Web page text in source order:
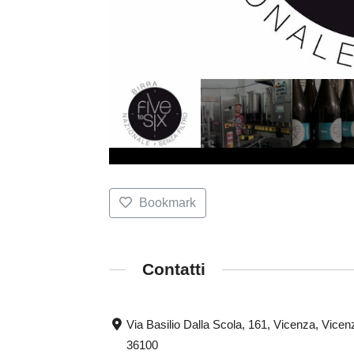
Bookmark
Contatti
Via Basilio Dalla Scola, 161, Vicenza,
36100